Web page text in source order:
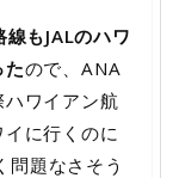
もJALのハワ
ので、ANA
ワイアン航
に行くのに
問題なさそう